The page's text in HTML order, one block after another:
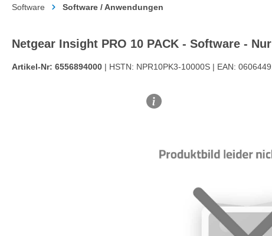
Software Software / Anwendungen
Netgear Insight PRO 10 PACK - Software -
Artikel-Nr: 6556894000 | HSTN: NPR10PK3-10000S | EAN: